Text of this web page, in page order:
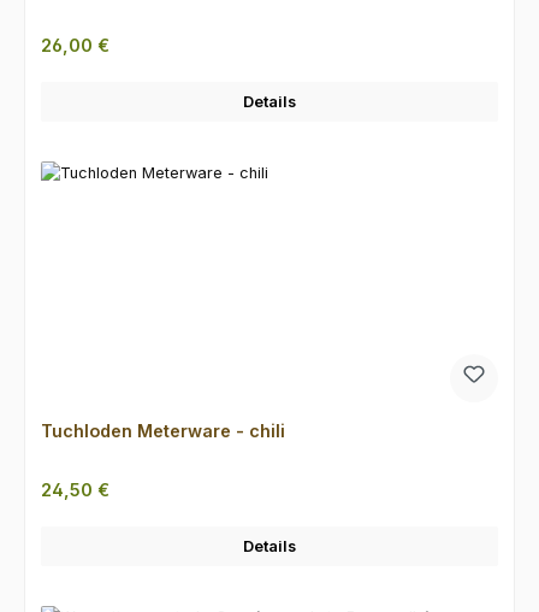
Regulärer Preis:
26,00 €
Details
Tuchloden Meterware - chili
Regulärer Preis:
24,50 €
Details